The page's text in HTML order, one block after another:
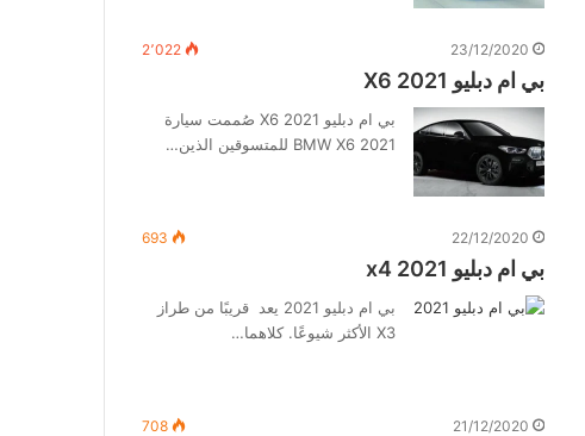
23/12/2020 2٬022
بي ام دبليو X6 2021
بي ام دبليو X6 2021 صُممت سيارة
BMW X6 2021 للمتسوقين الذين…
22/12/2020
693
بي ام دبليو 2021 x4
بي ام دبليو 2021 يعد قريبًا من طراز
X3 الأكثر شيوعًا. كلاهما…
21/12/2020
708